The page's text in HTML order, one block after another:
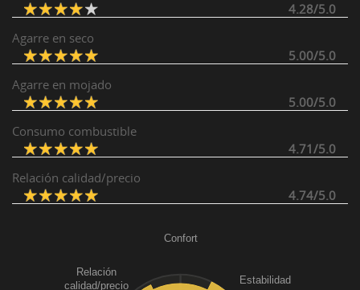
4.28/5.0
Agarre en seco
5.00/5.0
Agarre en mojado
5.00/5.0
Consumo combustible
4.71/5.0
Relación calidad/precio
4.74/5.0
Confort
Estabilidad
Relación
calidad/precio